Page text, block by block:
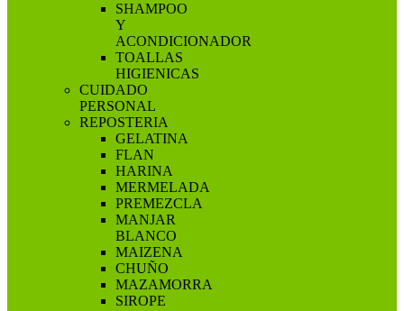
SHAMPOO
Y
ACONDICIONADOR
TOALLAS
HIGIENICAS
CUIDADO
PERSONAL
REPOSTERIA
GELATINA
FLAN
HARINA
MERMELADA
PREMEZCLA
MANJAR
BLANCO
MAIZENA
CHUÑO
MAZAMORRA
SIROPE